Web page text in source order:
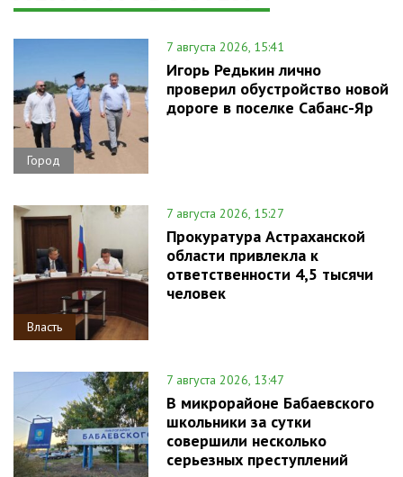
Город
7 августа 2026, 15:41
Игорь Редькин лично
проверил обустройство новой
дороге в поселке Сабанс-Яр
Власть
7 августа 2026, 15:27
Прокуратура Астраханской
области привлекла к
ответственности 4,5 тысячи
человек
7 августа 2026, 13:47
В микрорайоне Бабаевского
школьники за сутки
совершили несколько
серьезных преступлений